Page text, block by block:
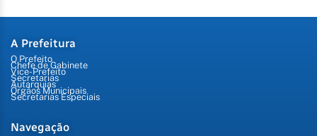
A Prefeitura
O Prefeito
Chefe de Gabinete
Vice-Prefeito
Secretarias
Autarquias
Órgãos Municipais
Secretarias Especiais
Navegação